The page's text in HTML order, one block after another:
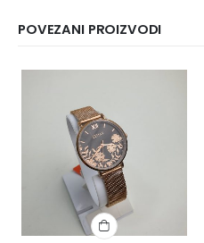
POVEZANI PROIZVODI